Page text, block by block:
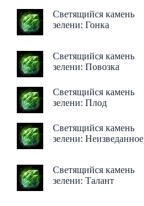
Светящийся камень
зелени: Гонка
Светящийся камень
зелени: Повозка
Светящийся камень
зелени: Плод
Светящийся камень
зелени: Неизведанное
Светящийся камень
зелени: Талант